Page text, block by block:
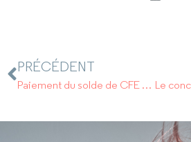
PRÉCÉDENT
Paiement du solde de CFE 2024, c’est pour bientôt !